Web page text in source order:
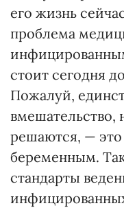
его жизнь
проблема
стоит сегодня
Пожалуй,
вмешательство,
решаются, — это
беременным.
стандарты